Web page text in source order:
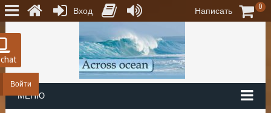
Войти
МЕНЮ
Вход Написать 0